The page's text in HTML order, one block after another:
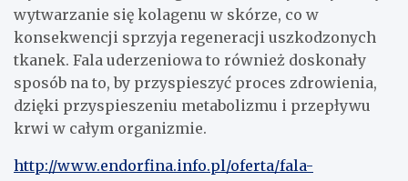
wytwarzanie się kolagenu w skórze, co w
konsekwencji sprzyja regeneracji uszkodzonych
tkanek. Fala uderzeniowa to również doskonały
sposób na to, by przyspieszyć proces zdrowienia,
dzięki przyspieszeniu metabolizmu i przepływu
krwi w całym organizmie.
http://www.endorfina.info.pl/oferta/fala-